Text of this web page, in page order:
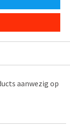
aanwezig op